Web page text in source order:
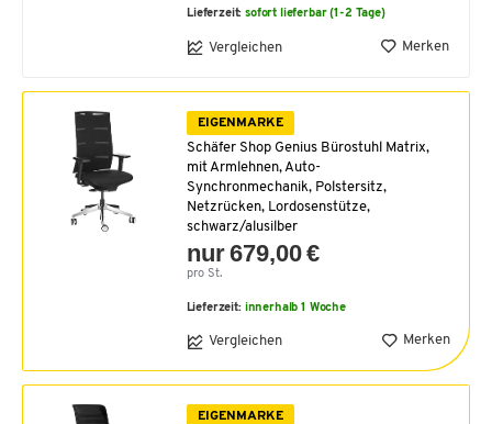
Lieferzeit:sofort lieferbar (1-2 Tage)
Vergleichen Merken
EIGENMARKE
Schäfer Shop Genius Bürostuhl Matrix,
mit Armlehnen, Auto-
Synchronmechanik, Polstersitz,
Netzrücken, Lordosenstütze,
schwarz/alusilber
nur 679,00 €
pro St.
Lieferzeit: innerhalb 1 Woche
Vergleichen Merken
EIGENMARKE